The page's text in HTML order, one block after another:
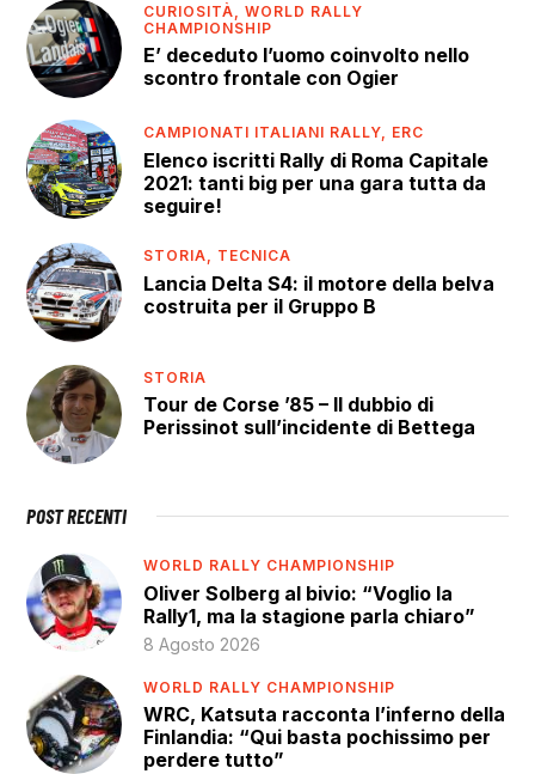
CURIOSITÀ,WORLD RALLY
CHAMPIONSHIP
E’ deceduto l’uomo coinvolto nello
scontro frontale con Ogier
CAMPIONATI ITALIANI RALLY, ERC
Elenco iscritti Rally di Roma Capitale
2021: tanti big per una gara tutta da
seguire!
STORIA, TECNICA
Lancia Delta S4: il motore della belva
costruita per il Gruppo B
STORIA
Tour de Corse ’85 – Il dubbio di
Perissinot sull’incidente di Bettega
POST RECENTI
WORLD RALLY CHAMPIONSHIP
Oliver Solberg al bivio: “Voglio la
Rally1, ma la stagione parla chiaro”
8 Agosto 2026
WORLD RALLY CHAMPIONSHIP
WRC, Katsuta racconta l’inferno della
Finlandia: “Qui basta pochissimo per
perdere tutto”